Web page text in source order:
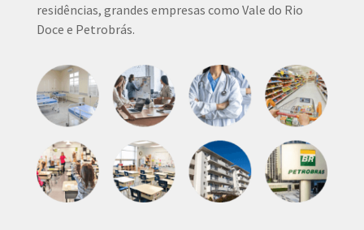
residências, grandes empresas como Vale do Rio
Doce e Petrobrás.